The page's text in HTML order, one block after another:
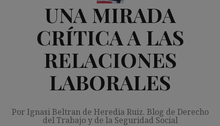
UNA MIRADA
CRÍTICA A LAS
RELACIONES
LABORALES
Por Ignasi Beltran de Heredia Ruiz. Blog de Derecho
del Trabajo y de la Seguridad Social